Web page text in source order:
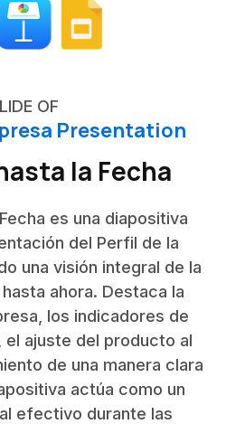
OF
Presentation
la Fecha
es una diapositiva
del Perfil de la
una visión integral de la
ahora. Destaca la
los indicadores de
el ajuste del producto al
de una manera clara
actúa como un
efectivo durante las